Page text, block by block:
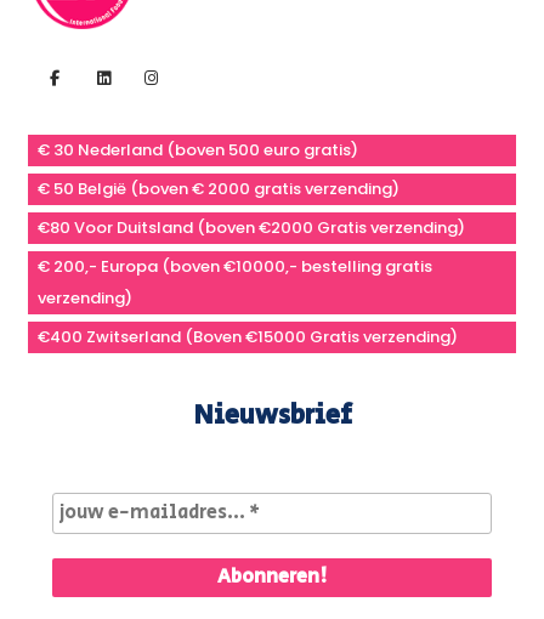
€ 30 Nederland (boven 500 euro gratis)
€ 50 België (boven € 2000 gratis verzending)
€80 Voor Duitsland (boven €2000 Gratis verzending)
€ 200,- Europa (boven €10000,- bestelling gratis
verzending)
€400 Zwitserland (Boven €15000 Gratis verzending)
Nieuwsbrief